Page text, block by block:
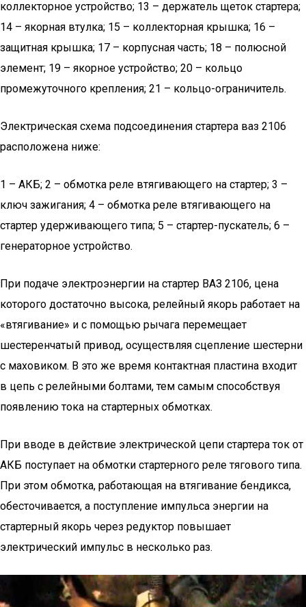
коллекторное устройство; 13 – держатель щеток стартера;
14 – якорная втулка; 15 – коллекторная крышка; 16 –
защитная крышка; 17 – корпусная часть; 18 – полюсной
элемент; 19 – якорное устройство; 20 – кольцо
промежуточного крепления; 21 – кольцо-ограничитель.
Электрическая схема подсоединения стартера ваз 2106
расположена ниже:
1 – АКБ; 2 – обмотка реле втягивающего на стартер; 3 –
ключ зажигания; 4 – обмотка реле втягивающего на
стартер удерживающего типа; 5 – стартер-пускатель; 6 –
генераторное устройство.
При подаче электроэнергии на стартер ВАЗ 2106, цена
которого достаточно высока, релейный якорь работает на
«втягивание» и с помощью рычага перемещает
шестеренчатый привод, осуществляя сцепление шестерни
с маховиком. В это же время контактная пластина входит
в цепь с релейными болтами, тем самым способствуя
появлению тока на стартерных обмотках.
При вводе в действие электрической цепи стартера ток от
АКБ поступает на обмотки стартерного реле тягового типа.
При этом обмотка, работающая на втягивание бендикса,
обесточивается, а поступление импульса энергии на
стартерный якорь через редуктор повышает
электрический импульс в несколько раз.